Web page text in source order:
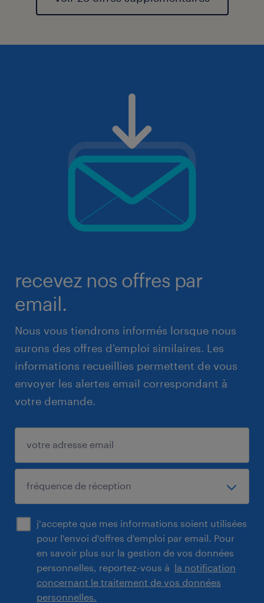
recevez nos offres par
email.
Nous vous tiendrons informés lorsque nous
aurons des offres d'emploi similaires. Les
informations recueillies permettent de vous
envoyer les alertes email correspondant à
votre demande.
j'accepte que mes informations soient utilisées
pour l'envoi d'offres d'emploi par email. Pour
en savoir plus sur la gestion de vos données
personnelles, reportez-vous à la notification
concernant le traitement de vos données
personnelles.